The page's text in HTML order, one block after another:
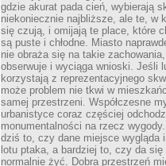
gdzie akurat pada cień, wybierają
niekoniecznie najbliższe, ale te, w
się czują, i omijają te place, które
są puste i chłodne. Miasto
nie obraża się na takie
obserwuje i wyciąga wnioski. Jeśli
korzystają z reprezentacyjnego
może problem nie tkwi w
samej przestrzeni. Współczesne
urbanistyce coraz częściej
monumentalności na rzecz
dziś to, czy dane miejsce wygląda
lotu ptaka, a bardziej to, czy da się
normalnie żyć. Dobra przestrzeń